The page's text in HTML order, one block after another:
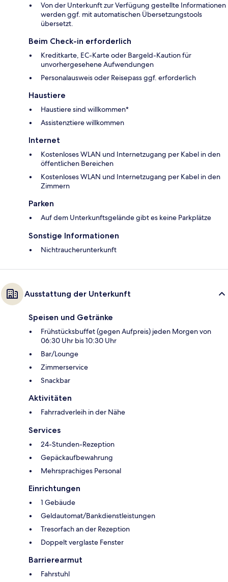
Von der Unterkunft zur Verfügung gestellte Informationen
werden ggf. mit automatischen Übersetzungstools
übersetzt.
Beim Check-in erforderlich
Kreditkarte, EC-Karte oder Bargeld-Kaution für
unvorhergesehene Aufwendungen
Personalausweis oder Reisepass ggf. erforderlich
Haustiere
Haustiere sind willkommen*
Assistenztiere willkommen
Internet
Kostenloses WLAN und Internetzugang per Kabel in den
öffentlichen Bereichen
Kostenloses WLAN und Internetzugang per Kabel in den
Zimmern
Parken
Auf dem Unterkunftsgelände gibt es keine Parkplätze
Sonstige Informationen
Nichtraucherunterkunft
Ausstattung der Unterkunft
Speisen und Getränke
Frühstücksbuffet (gegen Aufpreis) jeden Morgen von
06:30 Uhr bis 10:30 Uhr
Bar/Lounge
Zimmerservice
Snackbar
Aktivitäten
Fahrradverleih in der Nähe
Services
24-Stunden-Rezeption
Gepäckaufbewahrung
Mehrsprachiges Personal
Einrichtungen
1 Gebäude
Geldautomat/Bankdienstleistungen
Tresorfach an der Rezeption
Doppelt verglaste Fenster
Barrierearmut
Fahrstuhl